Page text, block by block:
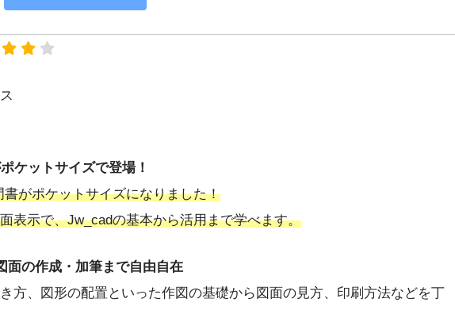
ケットサイズで登場！
書がポケットサイズになりました！
表示で、Jw_cadの基本から活用まで学べます。
面の作成・加筆まで自由自在
方、図形の配置といった作図の基礎から図面の見方、印刷方法などを丁